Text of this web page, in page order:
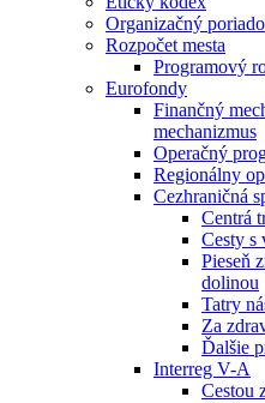
Organizačný
Rozpočet mesta
Programový
Eurofondy
Finančný
mechanizmus
Operačný
Regionálny
Cezhraničná
Centrá
Cesty s
Pieseň
dolinou
Tatry
Za
Ďalšie
Interreg V-A
Cestou